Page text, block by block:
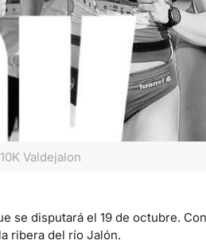
Valdejalon
se disputará el 19 de octubre.
ribera del río Jalón.